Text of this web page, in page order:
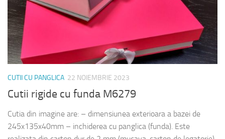
CUTII CU PANGLICA 22 NOIEMBRIE 2023
Cutii rigide cu funda M6279
Cutia din imagine are: – dimensiunea exterioara a bazei de
245x135x40mm – inchiderea cu panglica (funda). Este